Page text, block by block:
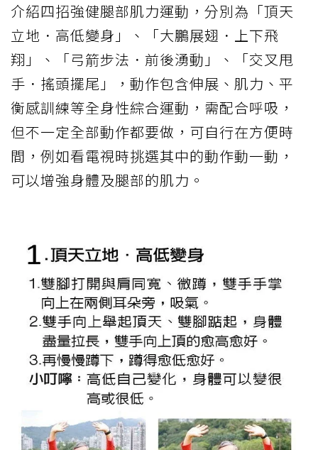
介紹四招強健腿部肌力運動，分別為「頂天
立地．高低變身」、「大鵬展翅．上下飛
翔」、「弓箭步法．前後湧動」、「交叉甩
手．搖頭擺尾」，動作包含伸展、肌力、平
衡感訓練等全身性綜合運動，需配合呼吸，
但不一定全部動作都要做，可自行在方便時
間，例如看電視時挑選其中的動作動一動，
可以增強身體及腿部的肌力。